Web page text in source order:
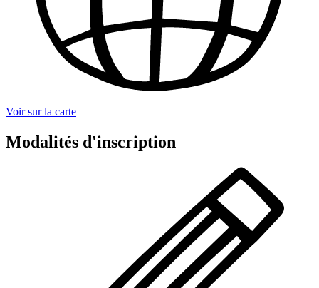
Voir sur la carte
Modalités d'inscription